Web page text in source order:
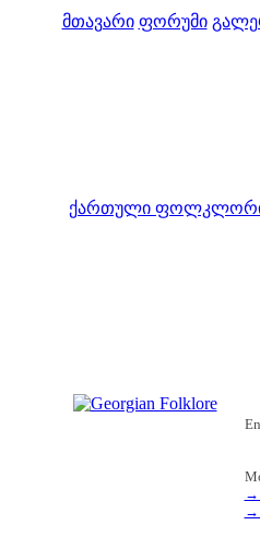
მთავარი ფორუმი
ქართული
→
→